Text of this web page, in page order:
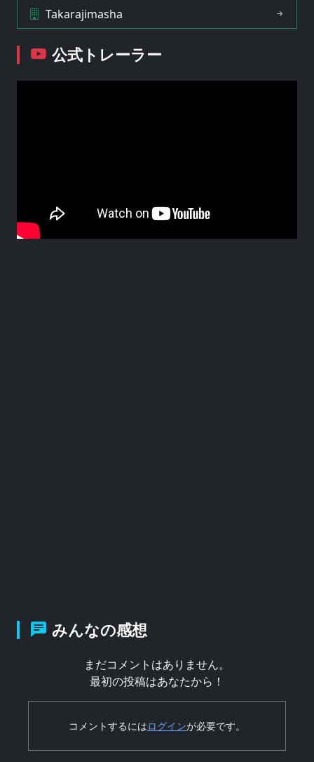
Takarajimasha
公式トレーラー
みんなの感想
まだコメントはありません。
最初の投稿はあなたから！
コメントするにはログインが必要です。